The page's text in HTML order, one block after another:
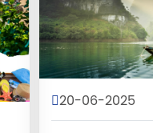
20-06-2025